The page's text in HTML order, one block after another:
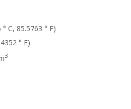
C, 85.5763 ° F)
° F)
3